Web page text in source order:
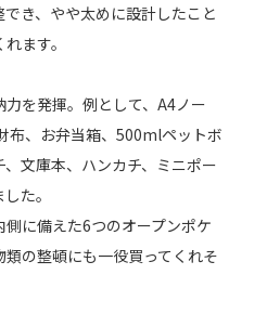
き、やや太めに設計したこと
ます。
を発揮。例として、A4ノー
布、お弁当箱、500mlペットボ
文庫本、ハンカチ、ミニポー
た。
に備えた6つのオープンポケ
の整頓にも一役買ってくれそ